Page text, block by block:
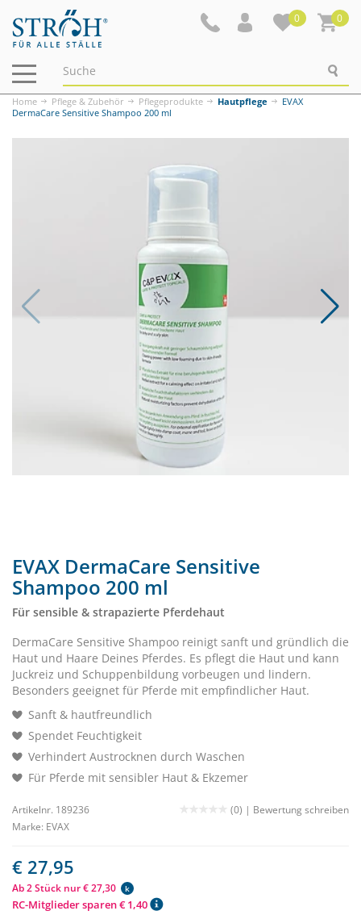
0 0
Navigation
ein-/ausblenden
Home Pflege & Zubehör Pflegeprodukte Hautpflege
EVAX
DermaCare Sensitive Shampoo 200 ml
EVAX DermaCare Sensitive
Shampoo 200 ml
Für sensible & strapazierte Pferdehaut
DermaCare Sensitive Shampoo reinigt sanft und gründlich die
Haut und Haare Deines Pferdes. Es pflegt die Haut und kann
Juckreiz und Schuppenbildung vorbeugen und lindern.
Besonders geeignet für Pferde mit empfindlicher Haut.
Sanft & hautfreundlich
Spendet Feuchtigkeit
Verhindert Austrocknen durch Waschen
Für Pferde mit sensibler Haut & Ekzemer
Artikelnr. 189236 (0) | Bewertung schreiben
Marke: EVAX
€ 27,95
Ab 2 Stück nur € 27,30 k
RC-Mitglieder sparen € 1,40